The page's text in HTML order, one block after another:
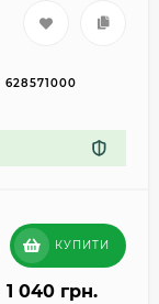
628571000
КУПИТИ
1 040 грн.